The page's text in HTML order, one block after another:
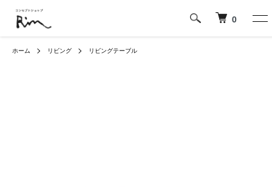
0
ホーム リビング リビングテーブル